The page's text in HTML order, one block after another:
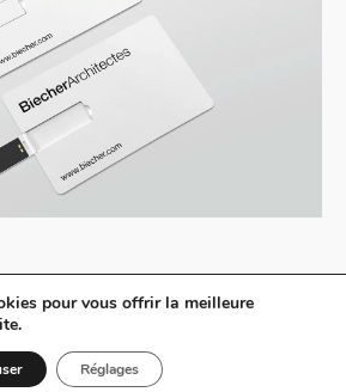
→ WAIXING |MENTIONS LÉGALES
pour vous offrir la meilleure
Réglages